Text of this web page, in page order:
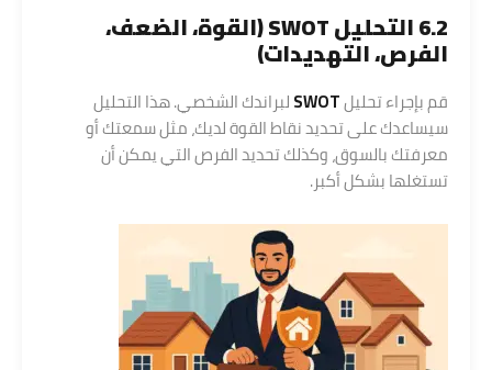
6.2 التحليل SWOT (القوة، الضعف،
الفرص، التهديدات)
قم بإجراء تحليلSWOTلبراندك الشخصي. هذا التحليل
سيساعدك على تحديد نقاط القوة لديك، مثل سمعتك أو
معرفتك بالسوق، وكذلك تحديد الفرص التي يمكن أن
تستغلها بشكل أكبر.